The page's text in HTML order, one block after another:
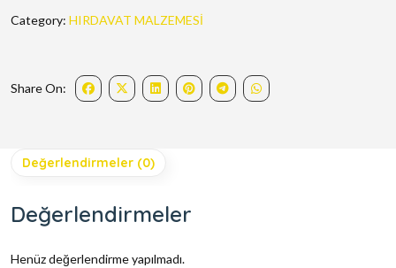
Category: HIRDAVAT MALZEMESİ
Share On:
Değerlendirmeler (0)
Değerlendirmeler
Henüz değerlendirme yapılmadı.